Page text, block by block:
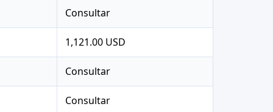
Consultar
1,121.00 USD
Consultar
Consultar